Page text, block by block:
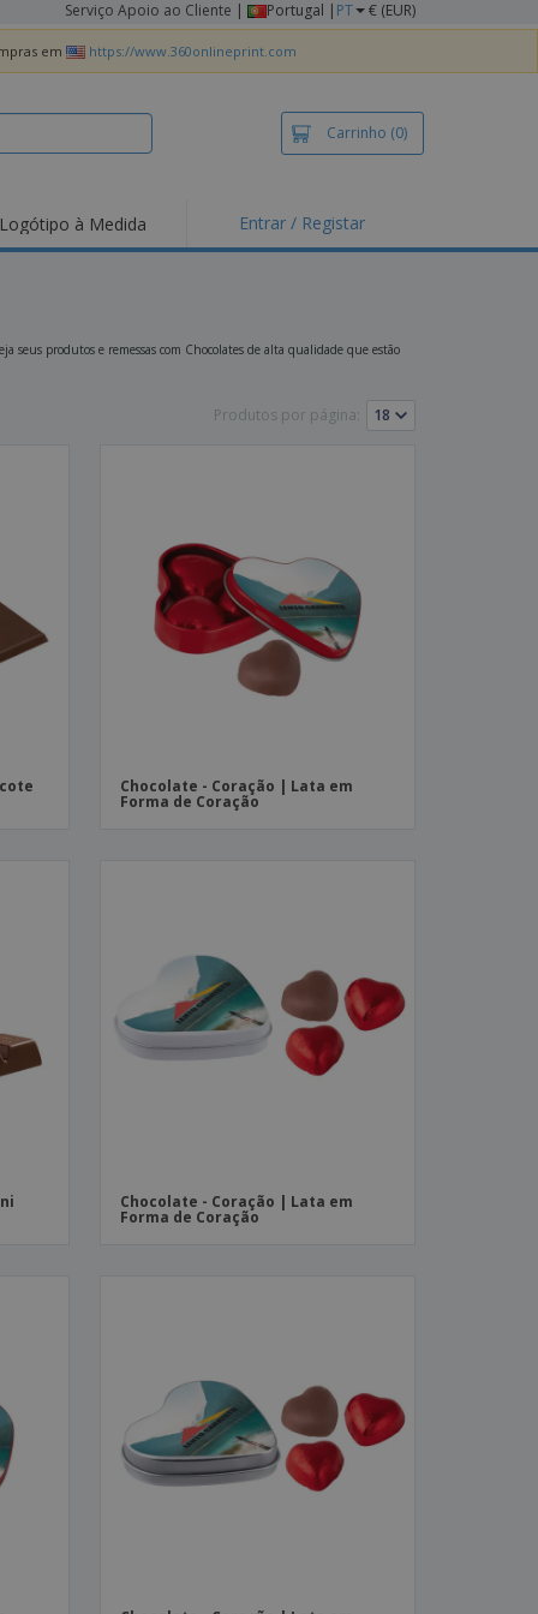
Serviço Apoio ao Cliente | Portugal | PT € (EUR)
em https://www.360onlineprint.com
Carrinho (0)
Logótipo à Medida Entrar / Registar
seus produtos e remessas com Chocolates de alta qualidade que estão
Produtos por página:
Chocolate - Coração | Lata em
Forma de Coração
Chocolate - Coração | Lata em
Forma de Coração